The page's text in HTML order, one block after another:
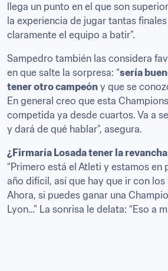
llega un punto en el que son
la experiencia de jugar tantas
claramente el equipo a batir”.
Sampedro también las considera
en que salte la sorpresa: “sería
tener otro campeón y que se
En general creo que esta
competida ya desde cuartos. Va a
y dará de qué hablar”, asegura.
¿Firmaría Losada tener la
“Primero está el Atleti y estamos en
año difícil, así que hay que ir con los
Ahora, si puedes ganar una
Lyon…” La sonrisa le delata: “Eso a